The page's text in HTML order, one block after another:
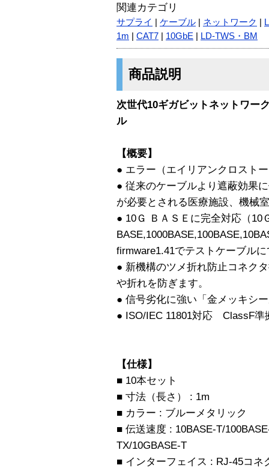
関連カテゴリ
サプライ ケーブル ネットワーク
1m
CAT7 10GbE LD-TWS・BM
商品説明
次世代10ギガビットネットワー
ル
【概要】
● エラー（エイリアンクロスト
● 従来のケーブルより遮蔽効果
が必要とされる医療施設、機械
● 10Ｇ ＢＡＳＥに完全対応（10
firmware1.41でテストケーブル
● 新機構のツメ折れ防止コネク
や折れを防ぎます。
● 信号劣化に強い「金メッキシ
● ISO/IEC 11801対応 ClassF準
【仕様】
■ 10本セット
■ 寸法（長さ） : 1m
■ カラー : ブルーメタリック
■ 伝送速度 : 10BASE-T/
TX/10GBASE-T
■ インターフェイス : RJ-45コネ